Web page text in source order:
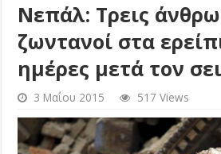
Νεπάλ: Τρεις
ζωντανοί στα
ημέρες μετά τον
3 Μαΐου 2015 517 Views